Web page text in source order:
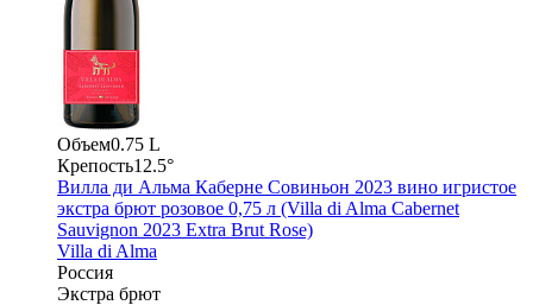
Объем0.75 L
Крепость12.5°
Вилла ди Альма Каберне Совиньон 2023 вино игристое
экстра брют розовое 0,75 л (Villa di Alma Cabernet
Sauvignon 2023 Extra Brut Rose)
Villa di Alma
Россия
Экстра брют